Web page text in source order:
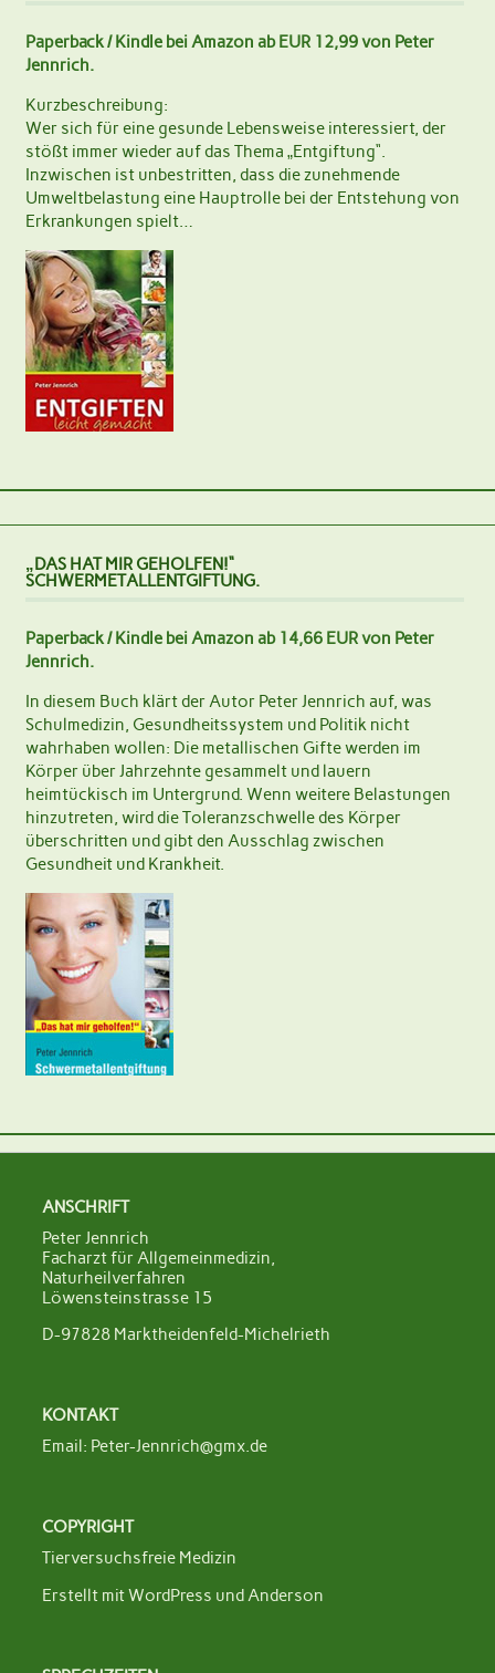
Paperback / Kindle bei Amazon ab EUR 12,99 von Peter
Jennrich.
Kurzbeschreibung:
Wer sich für eine gesunde Lebensweise interessiert, der
stößt immer wieder auf das Thema „Entgiftung“.
Inzwischen ist unbestritten, dass die zunehmende
Umweltbelastung eine Hauptrolle bei der Entstehung von
Erkrankungen spielt…
„DAS HAT MIR GEHOLFEN!“
SCHWERMETALLENTGIFTUNG.
Paperback / Kindle bei Amazon ab 14,66 EUR von Peter
Jennrich.
In diesem Buch klärt der Autor Peter Jennrich auf, was
Schulmedizin, Gesundheitssystem und Politik nicht
wahrhaben wollen: Die metallischen Gifte werden im
Körper über Jahrzehnte gesammelt und lauern
heimtückisch im Untergrund. Wenn weitere Belastungen
hinzutreten, wird die Toleranzschwelle des Körper
überschritten und gibt den Ausschlag zwischen
Gesundheit und Krankheit.
ANSCHRIFT
Peter Jennrich
Facharzt für Allgemeinmedizin,
Naturheilverfahren
Löwensteinstrasse 15
D-97828 Marktheidenfeld-Michelrieth
KONTAKT
Email: Peter-Jennrich@gmx.de
COPYRIGHT
Tierversuchsfreie Medizin
Erstellt mitWordPress undAnderson